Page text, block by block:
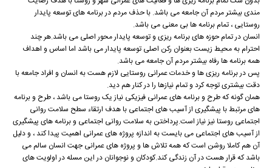
مندی بیشتر مردم آن جامعه می باشد. با حذف مردم در برنامه های توسعه پایدار
روستایی ، تمام برنامه ها بی معنی می باشد.
انسان در تمام حوزه های برنامه ریزی و توسعه پایدار محور اصلی می باشد.هر چند
احترام به محیط زیست بعنوان رکن اصلی توسعه پایدار می باشد اما اساس و اهداف
همه برنامه ها رفاه بیشتر مردم آن جامعه می باشد.
پس در برنامه ریزی ها و خدمات عمرانی روستایی لازم هست به انسان و افراد جامعه با
دقت بیشتری توجه کرد و تمام نیازها را در کنار هم دید.
همان گونه که طرح و برنامه های عمرانی فیزیکی نیاز یک روستا می باشد ، طرح و برنامه
های مرتبط با پیشگیری از آسیب های اجتماعی با هدف ارتقاء سطح سلامت روانی
اجتماعی روستا نیز نیاز است.پرداختن به سلامت روانی اجتماعی و برنامه های پیشگیری
از آسیب های اجتماعی می بایست به اندازه پروژه های عمرانی اهمیت پیدا کند ، و دلیل
آن هم کاملا روشن است که همه تلاش ها و پروژه های عمرانی جهت انسان سالم می
باشد که قرار هست در آن زندگی کند.کودکان و نوجوانان در این مسله در اولویت های